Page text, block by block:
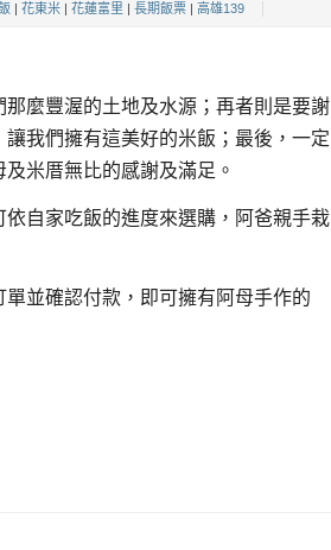
花東米 花蓮富里 長期飯票 高雄139
麼豐渥的土地及水源；再者則是要謝
我們擁有這美好的米飯；最後，一定
米厝無比的感謝及滿足。
自家吃飯的進度來選購，阿爸親手栽
並確認付款，即可擁有阿母手作的